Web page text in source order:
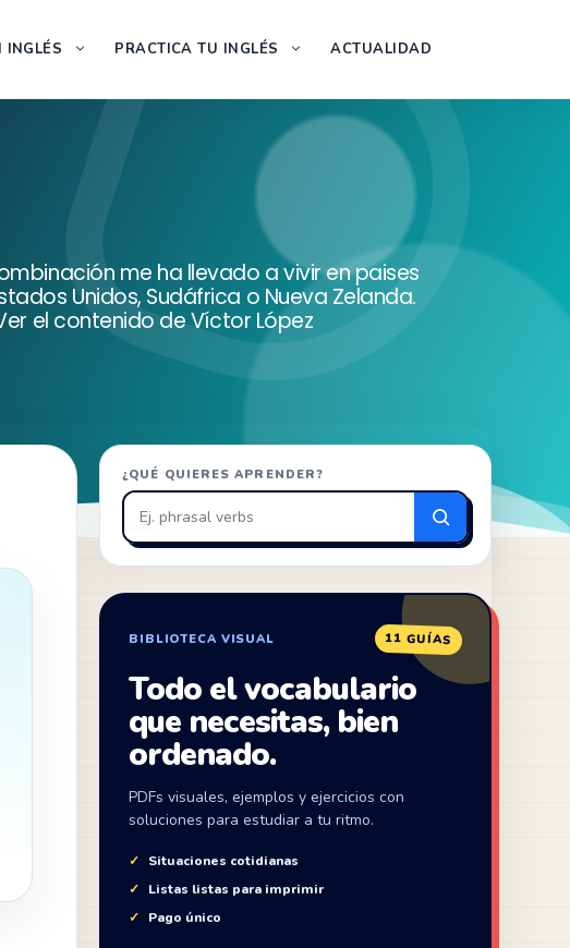
INGLÉS PRACTICA TU INGLÉS ACTUALIDAD
me ha llevado a vivir en paises
Unidos, Sudáfrica o Nueva Zelanda.
el contenido de Víctor López
¿QUÉ QUIERES APRENDER?
Buscar
en
ZonaIngles
BIBLIOTECA VISUAL 11 GUÍAS
Todo el vocabulario
que necesitas, bien
ordenado.
PDFs visuales, ejemplos y ejercicios con
soluciones para estudiar a tu ritmo.
Situaciones cotidianas
Listas listas para imprimir
Pago único